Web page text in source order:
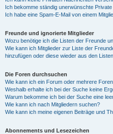
Ich bekomme ständig unerwünschte
Ich habe eine Spam-E-Mail von einem
Freunde und ignorierte Mitglieder
Wozu benötige ich die Listen der Freunde
Wie kann ich Mitglieder zur Liste der
hinzufügen oder diese wieder aus den
Die Foren durchsuchen
Wie kann ich ein Forum oder mehrere
Weshalb erhalte ich bei der Suche keine
Warum bekomme ich bei der Suche eine
Wie kann ich nach Mitgliedern suchen?
Wie kann ich meine eigenen Beiträge und
Abonnements und Lesezeichen